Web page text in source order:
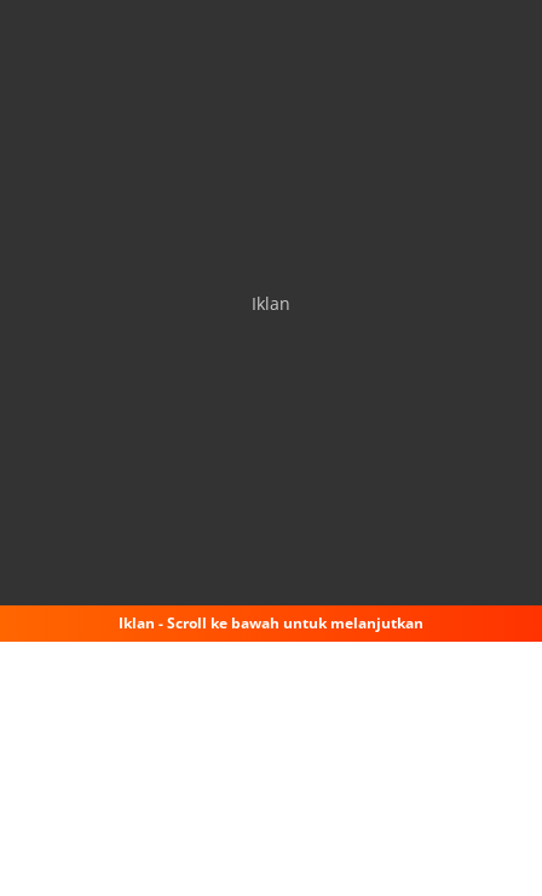
Iklan
Iklan - Scroll ke bawah untuk melanjutkan